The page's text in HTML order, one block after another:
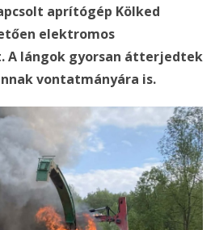
aprítógép Kölked
elektromos
A lángok gyorsan átterjedtek
vontatmányára is.